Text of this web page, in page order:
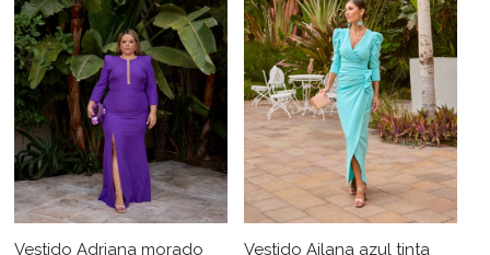
Vestido Adriana morado
Vestido Ailana azul tinta